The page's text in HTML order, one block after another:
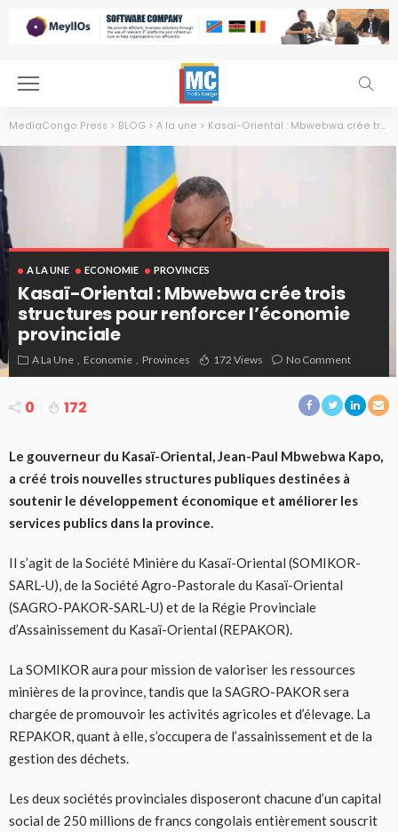
MediaCongo Press > BLOG > A la une > Kasaï-Oriental : Mbwebwa crée trois structures pour renforcer l’économie provinciale
A LA UNE ECONOMIE PROVINCES
Kasaï-Oriental : Mbwebwa crée trois
structures pour renforcer l’économie
provinciale
A La Une Economie Provinces 172 Views No Comment
0 172
Le gouverneur du Kasaï-Oriental, Jean-Paul Mbwebwa Kapo,
a créé trois nouvelles structures publiques destinées à
soutenir le développement économique et améliorer les
services publics dans la province.
Il s’agit de la Société Minière du Kasaï-Oriental (SOMIKOR-
SARL-U), de la Société Agro-Pastorale du Kasaï-Oriental
(SAGRO-PAKOR-SARL-U) et de la Régie Provinciale
d’Assainissement du Kasaï-Oriental (REPAKOR).
La SOMIKOR aura pour mission de valoriser les ressources
minières de la province, tandis que la SAGRO-PAKOR sera
chargée de promouvoir les activités agricoles et d’élevage. La
REPAKOR, quant à elle, s’occupera de l’assainissement et de la
gestion des déchets.
Les deux sociétés provinciales disposeront chacune d’un capital
social de 250 millions de francs congolais entièrement souscrit